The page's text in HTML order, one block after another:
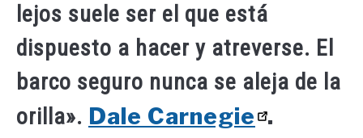
lejos suele ser el que está
dispuesto a hacer y atreverse. El
barco seguro nunca se aleja de la
orilla». Dale Carnegie .